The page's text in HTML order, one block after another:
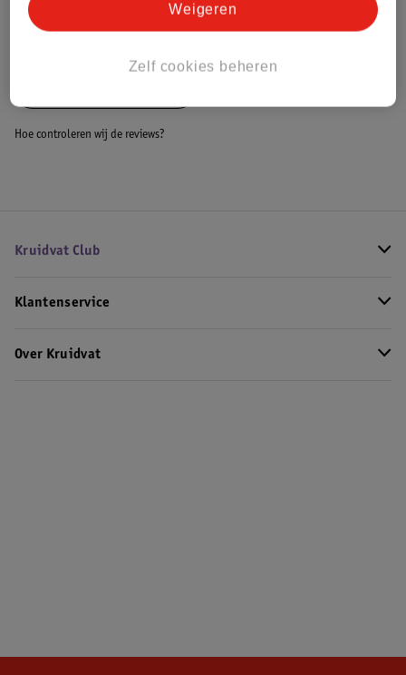
Hoe controleren wij de reviews?
Kruidvat Club
Klantenservice
Over Kruidvat
Zelf cookies beheren
Weigeren